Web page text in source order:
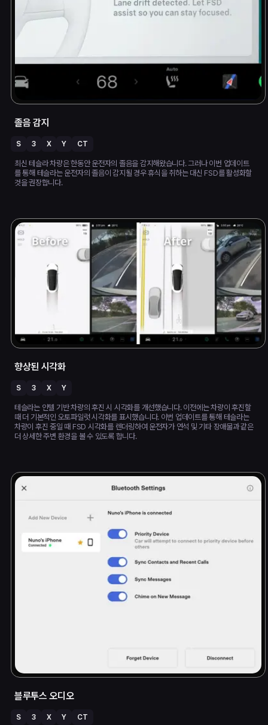
졸음 감지
S 3 X Y CT
최신 테슬라 차량은 한동안 운전자의 졸음을 감지해왔습니다. 그러나 이번 업데이트
를 통해 테슬라는 운전자의 졸음이 감지될 경우 휴식을 취하는 대신 FSD를 활성화할
것을 권장합니다.
향상된 시각화
S 3 X Y
테슬라는 인텔 기반 차량의 후진 시 시각화를 개선했습니다. 이전에는 차량이 후진할
때 더 기본적인 오토파일럿 시각화를 표시했습니다. 이번 업데이트를 통해 테슬라는
차량이 후진 중일 때 FSD 시각화를 렌더링하여 운전자가 연석 및 기타 장애물과 같은
더 상세한 주변 환경을 볼 수 있도록 합니다.
블루투스 오디오
S 3 X Y CT